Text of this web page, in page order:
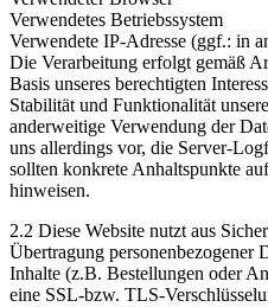
Verwendetes Betriebssystem
Verwendete IP-Adresse (ggf.: in
Die Verarbeitung erfolgt gemäß
Basis unseres berechtigten
Stabilität und Funktionalität
anderweitige Verwendung der
uns allerdings vor, die Server-
sollten konkrete Anhaltspunkte
hinweisen.
2.2 Diese Website nutzt aus
Übertragung personenbezogener
Inhalte (z.B. Bestellungen oder
eine SSL-bzw. TLS-